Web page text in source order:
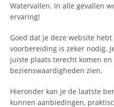
Watervallen. In alle gevallen
ervaring!
Goed dat je deze website
voorbereiding is zeker nodig.
juiste plaats terecht komen en
bezienswaardigheden zien.
Hieronder kan je de laatste
kunnen aanbiedingen,